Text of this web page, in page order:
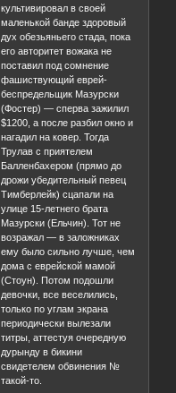
культивировал в своей
маленькой банде здоровый
дух обезьяньего стада, пока
его авторитет вожака не
поставил под сомнение
фашиствующий еврей-
беспредельщик Мазурски
(Фостер) — сперва зажилил
$1200, а после разбил окно и
нагадил на ковер. Тогда
Трулав с приятелем
Балленбахером (прямо до
дрожи убедительный певец
Тимберлейк) сцапали на
улице 15-летнего брата
Мазурски (Ельчин). Тот не
возражал — в заложниках
ему было сильно лучше, чем
дома с еврейской мамой
(Стоун). Потом подошли
девочки, все веселились,
только по углам экрана
периодически вылезали
титры, аттестуя очередную
дурынду в бикини
свидетелем обвинения №
такой-то.